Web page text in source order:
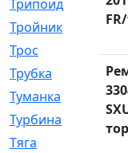
Трипоид
Тройник
Трос
Трубка
Туманка
Турбина
Тяга